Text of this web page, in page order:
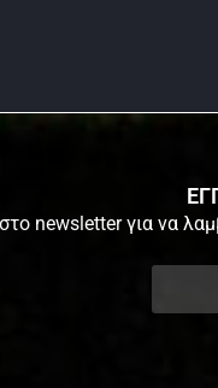
newsletter για να